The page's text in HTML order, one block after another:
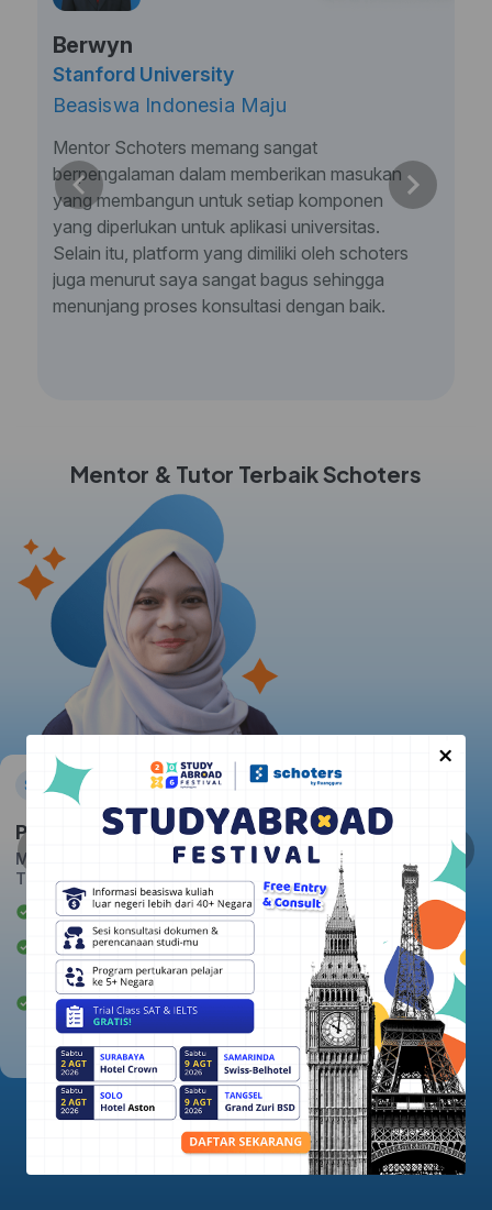
Berwyn
Stanford University
Beasiswa Indonesia Maju
Mentor Schoters memang sangat
berpengalaman dalam memberikan masukan
yang membangun untuk setiap komponen
yang diperlukan untuk aplikasi universitas.
Selain itu, platform yang dimiliki oleh schoters
juga menurut saya sangat bagus sehingga
menunjang proses konsultasi dengan baik.
Mentor & Tutor Terbaik Schoters
Pratiwi
Massachusetts Institute of
Technology
Awardee Beasiswa LPDP
Berpengalaman mengajar 2+
tahun
Rata-rata kepuasan student:
5.0/5.0
×